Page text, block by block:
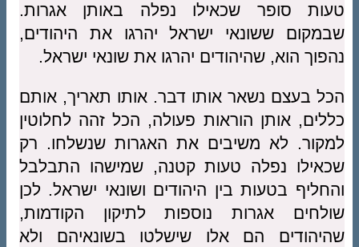
טעות סופר שכאילו נפלה באותן אגרות.
שבמקום ששונאי ישראל יהרגו את היהודים,
נהפוך הוא, שהיהודים יהרגו את שונאי ישראל.
הכל בעצם נשאר אותו דבר. אותו תאריך, אותם
כללים, אותן הוראות פעולה, הכל זהה לחלוטין
למקור. לא משיבים את האגרות שנשלחו. רק
שכאילו נפלה טעות קטנה, שמישהו התבלבל
והחליף בטעות בין היהודים ושונאי ישראל. לכן
שולחים אגרות נוספות לתיקון הקודמות,
שהיהודים הם אלו שישלטו בשונאיהם ולא